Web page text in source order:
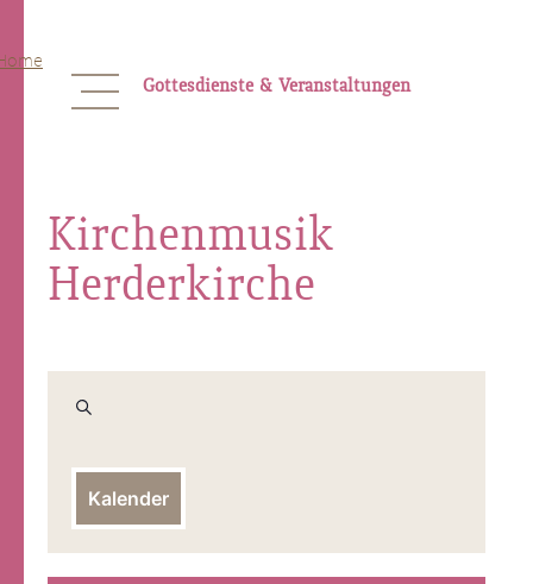
content
Gottesdienste & Veranstaltungen
Kirchenmusik
Herderkirche
Veranstaltungen
Suche
und
Ansichten,
Suche
wählen.